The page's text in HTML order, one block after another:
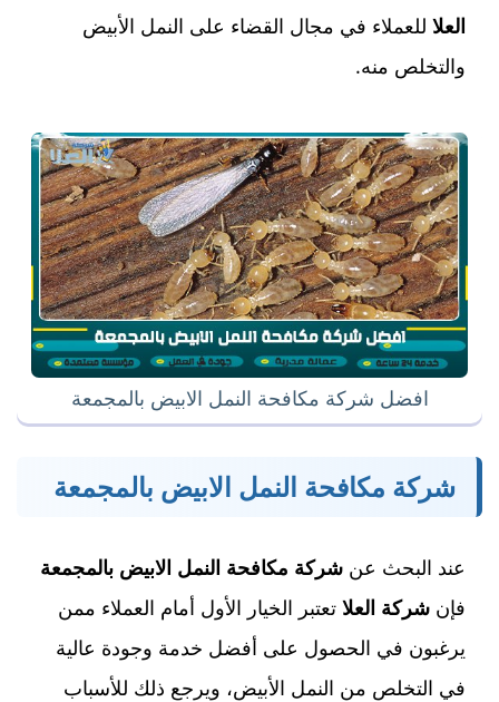
العلا للعملاء في مجال القضاء على النمل الأبيض
والتخلص منه.
افضل شركة مكافحة النمل الابيض بالمجمعة
شركة مكافحة النمل الابيض بالمجمعة
عند البحث عن شركة مكافحة النمل الابيض بالمجمعة
فإن شركة العلا تعتبر الخيار الأول أمام العملاء ممن
يرغبون في الحصول على أفضل خدمة وجودة عالية
في التخلص من النمل الأبيض، ويرجع ذلك للأسباب